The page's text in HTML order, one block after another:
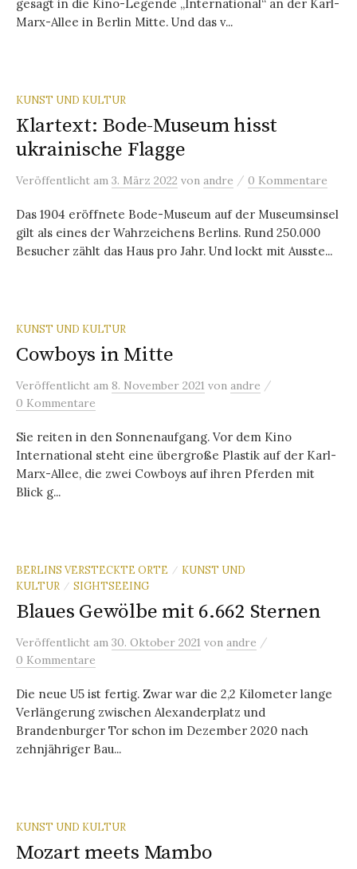
gesagt in die Kino-Legende „International“ an der Karl-
Marx-Allee in Berlin Mitte. Und das v...
KUNST UND KULTUR
Klartext: Bode-Museum hisst
ukrainische Flagge
Veröffentlicht am 3. März 2022 von andre / 0 Kommentare
Das 1904 eröffnete Bode-Museum auf der Museumsinsel
gilt als eines der Wahrzeichens Berlins. Rund 250.000
Besucher zählt das Haus pro Jahr. Und lockt mit Ausste...
KUNST UND KULTUR
Cowboys in Mitte
Veröffentlicht am 8. November 2021 von andre /
0 Kommentare
Sie reiten in den Sonnenaufgang. Vor dem Kino
International steht eine übergroße Plastik auf der Karl-
Marx-Allee, die zwei Cowboys auf ihren Pferden mit
Blick g...
BERLINS VERSTECKTE ORTE / KUNST UND
KULTUR
/ SIGHTSEEING
Blaues Gewölbe mit 6.662 Sternen
Veröffentlicht am 30. Oktober 2021 von andre /
0 Kommentare
Die neue U5 ist fertig. Zwar war die 2,2 Kilometer lange
Verlängerung zwischen Alexanderplatz und
Brandenburger Tor schon im Dezember 2020 nach
zehnjähriger Bau...
KUNST UND KULTUR
Mozart meets Mambo